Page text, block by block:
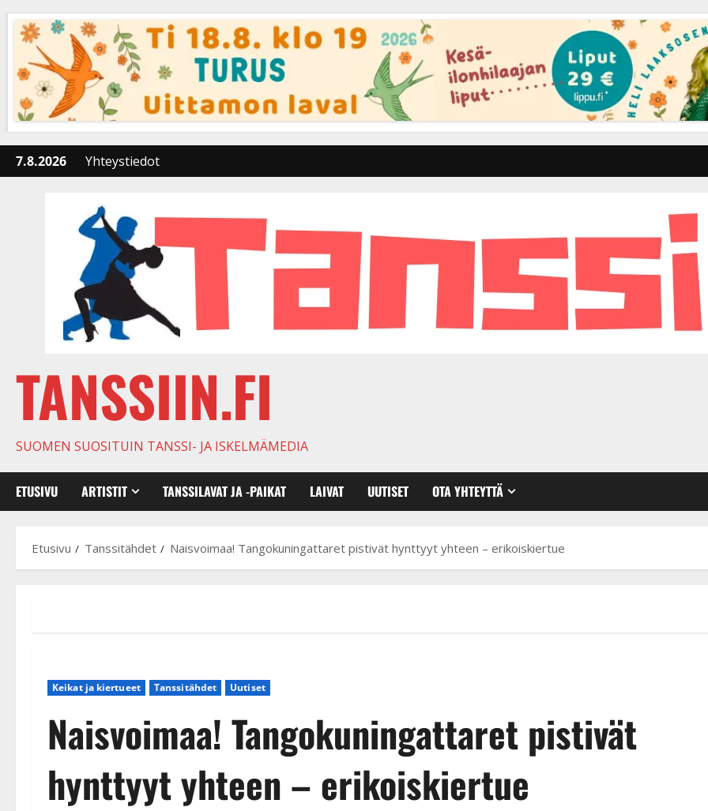
content
7.8.2026 Yhteystiedot
TANSSIIN.FI
SUOMEN SUOSITUIN TANSSI- JA ISKELMÄMEDIA
ETUSIVU ARTISTIT TANSSILAVAT JA -PAIKAT LAIVAT UUTISET OTA YHTEYTTÄ
Etusivu Tanssitähdet Naisvoimaa! Tangokuningattaret pistivät hynttyyt yhteen – erikoiskiertue
Keikat ja kiertueet Tanssitähdet Uutiset
Naisvoimaa! Tangokuningattaret pistivät
hynttyyt yhteen – erikoiskiertue